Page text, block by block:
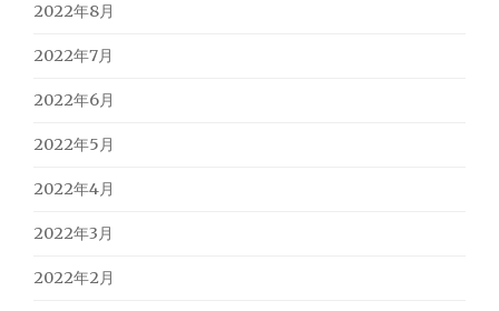
2022年8月
2022年7月
2022年6月
2022年5月
2022年4月
2022年3月
2022年2月